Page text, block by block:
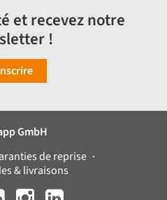
et recevez notre
!
GmbH
de reprise
& livraisons